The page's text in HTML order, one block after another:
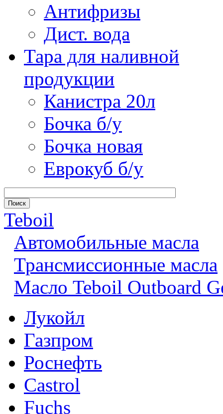
Антифризы
Дист. вода
Тара для наливной
продукции
Канистра 20л
Бочка б/у
Бочка новая
Еврокуб б/у
Teboil
Автомобильные масла
Трансмиссионные масла
Масло Teboil Outboard
Лукойл
Газпром
Роснефть
Castrol
Fuchs